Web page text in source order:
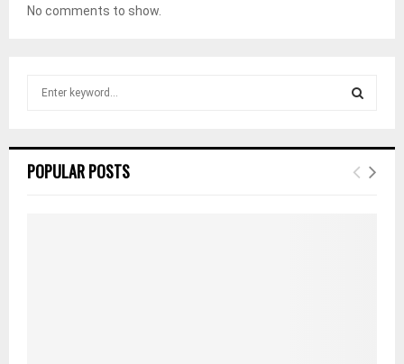
No comments to show.
h
E
POPULAR POSTS